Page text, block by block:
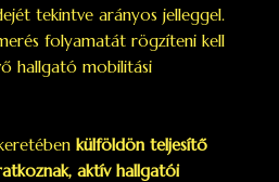
tekintve arányos jelleggel.
folyamatát rögzíteni kell
hallgató mobilitási
külföldön teljesítő
aktív hallgatói